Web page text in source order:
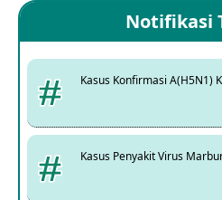
Notifikasi
Kasus Konfirmasi A(H5N1)
Kasus Penyakit Virus